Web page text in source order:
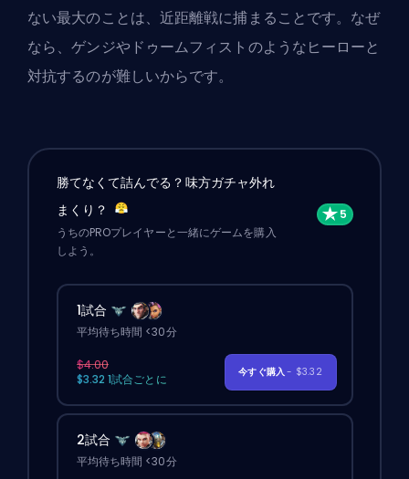
ない最大のことは、近距離戦に捕まることです。なぜ
なら、ゲンジやドゥームフィストのようなヒーローと
対抗するのが難しいからです。
勝てなくて詰んでる？味方ガチャ外れ
まくり？
うちのPROプレイヤーと一緒にゲームを購入
しよう。
1試合
平均待ち時間 <30分
$4.00
$3.32 1試合ごとに
今すぐ購入- $3.32
2試合
平均待ち時間 <30分